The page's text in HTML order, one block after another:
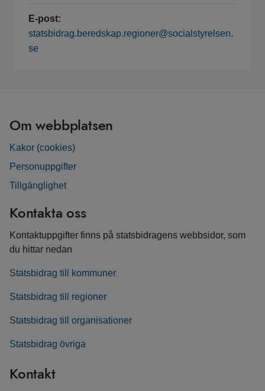
E-post:
statsbidrag.beredskap.regioner@socialstyrelsen.
se
Om webbplatsen
Kakor (cookies)
Personuppgifter
Tillgänglighet
Kontakta oss
Kontaktuppgifter finns på statsbidragens webbsidor, som
du hittar nedan
Statsbidrag till kommuner
Statsbidrag till regioner
Statsbidrag till organisationer
Statsbidrag övriga
Kontakt